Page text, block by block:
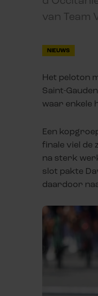
van Team
NIEUWS
Het peloton
Saint-
waar enkele
Een
finale viel de
na sterk
slot pakte
daardoor